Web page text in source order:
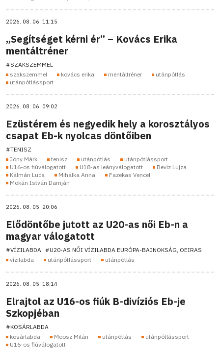
2026. 08. 06. 11:15
„Segítséget kérni ér” – Kovács Erika
mentáltréner
#SZAKSZEMMEL
szakszemmel
kovács erika mentáltréner
utánpótlás
utánpótlássport
2026. 08. 06. 09:02
Ezüstérem és negyedik hely a korosztályos
csapat Eb-k nyolcas döntőiben
#TENISZ
Jóny Márk
tenisz utánpótlás
utánpótlássport
U16-os fiúválogatott
U18-as leányválogatott
Beviz Lujza
Kálmán Luca
Mihálka Anna
Fazekas Vencel
Mokán István Damján
2026. 08. 05. 20:06
Elődöntőbe jutott az U20-as női Eb-n a
magyar válogatott
#VÍZILABDA #U20-AS NŐI VÍZILABDA EURÓPA-BAJNOKSÁG, OEIRAS
vízilabda
utánpótlássport utánpótlás
2026. 08. 05. 18:14
Elrajtol az U16-os fiúk B-divíziós Eb-je
Szkopjéban
#KOSÁRLABDA
kosárlabda
Moosz Milán utánpótlás
utánpótlássport
U16-os fiúválogatott